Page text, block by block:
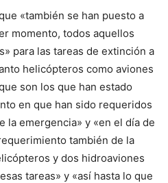
«también se han puesto a
momento, todos aquellos
para las tareas de extinción a
helicópteros como aviones
son los que han estado
en que han sido requeridos
la emergencia» y «en el día de
también de la
y dos hidroaviones
tareas» y «así hasta lo que